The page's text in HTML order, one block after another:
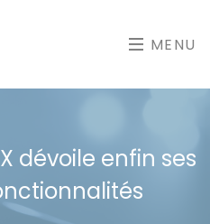
MENU
dévoile enfin ses